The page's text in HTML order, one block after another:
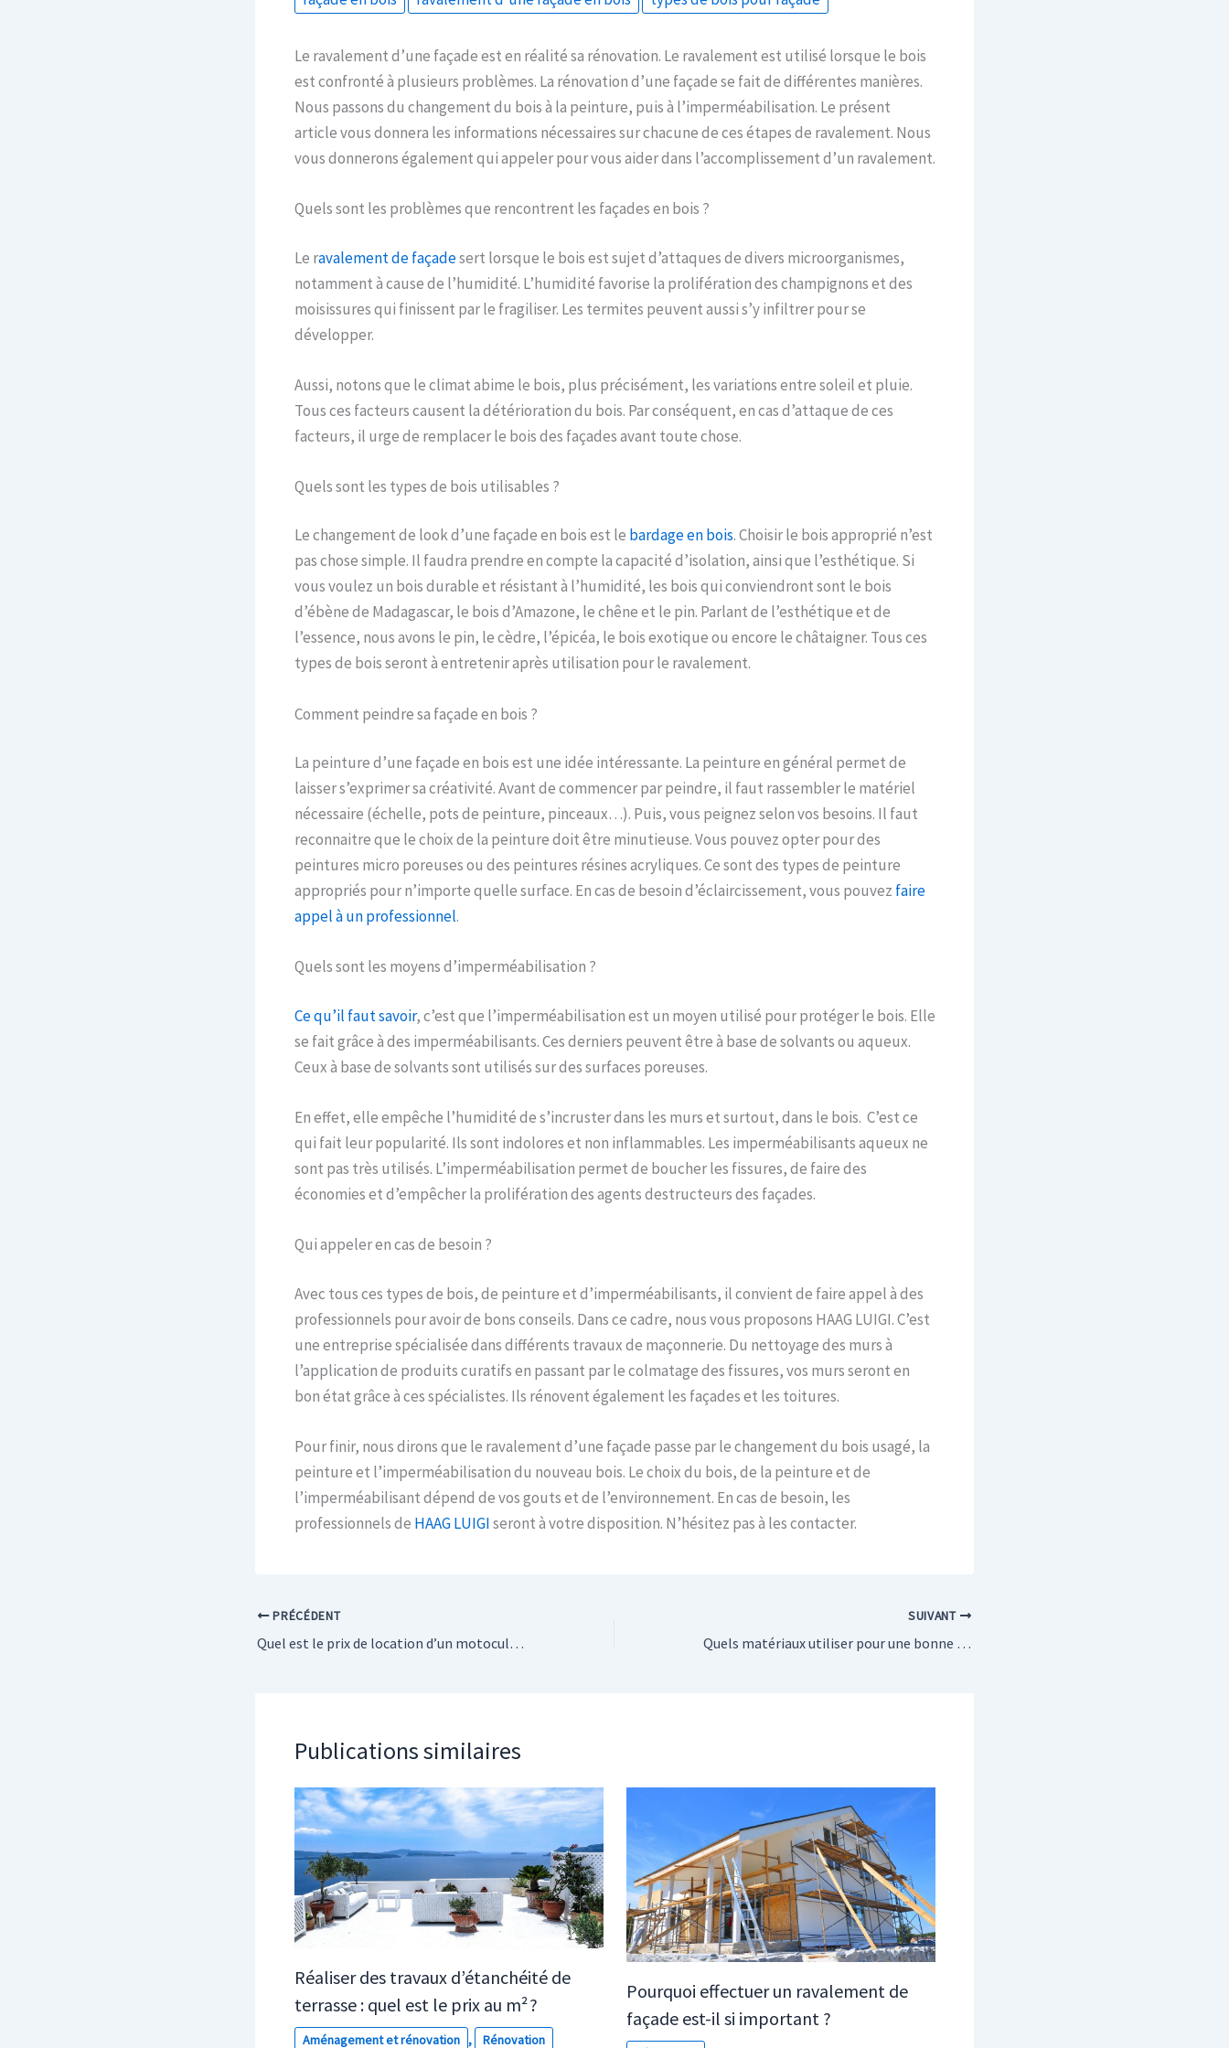
Le ravalement d’une façade est en réalité sa rénovation. Le ravalement est utilisé lorsque le bois
est confronté à plusieurs problèmes. La rénovation d’une façade se fait de différentes manières.
Nous passons du changement du bois à la peinture, puis à l’imperméabilisation. Le présent
article vous donnera les informations nécessaires sur chacune de ces étapes de ravalement. Nous
vous donnerons également qui appeler pour vous aider dans l’accomplissement d’un ravalement.
Quels sont les problèmes que rencontrent les façades en bois ?
Le ravalement de façadesert lorsque le bois est sujet d’attaques de divers microorganismes,
notamment à cause de l’humidité. L’humidité favorise la prolifération des champignons et des
moisissures qui finissent par le fragiliser. Les termites peuvent aussi s’y infiltrer pour se
développer.
Aussi, notons que le climat abime le bois, plus précisément, les variations entre soleil et pluie.
Tous ces facteurs causent la détérioration du bois. Par conséquent, en cas d’attaque de ces
facteurs, il urge de remplacer le bois des façades avant toute chose.
Quels sont les types de bois utilisables ?
Le changement de look d’une façade en bois est le bardage en bois. Choisir le bois approprié n’est
pas chose simple. Il faudra prendre en compte la capacité d’isolation, ainsi que l’esthétique. Si
vous voulez un bois durable et résistant à l’humidité, les bois qui conviendront sont le bois
d’ébène de Madagascar, le bois d’Amazone, le chêne et le pin. Parlant de l’esthétique et de
l’essence, nous avons le pin, le cèdre, l’épicéa, le bois exotique ou encore le châtaigner. Tous ces
types de bois seront à entretenir après utilisation pour le ravalement.
Comment peindre sa façade en bois ?
La peinture d’une façade en bois est une idée intéressante. La peinture en général permet de
laisser s’exprimer sa créativité. Avant de commencer par peindre, il faut rassembler le matériel
nécessaire (échelle, pots de peinture, pinceaux…). Puis, vous peignez selon vos besoins. Il faut
reconnaitre que le choix de la peinture doit être minutieuse. Vous pouvez opter pour des
peintures micro poreuses ou des peintures résines acryliques. Ce sont des types de peinture
appropriés pour n’importe quelle surface. En cas de besoin d’éclaircissement, vous pouvez faire
appel à un professionnel.
Quels sont les moyens d’imperméabilisation ?
Ce qu’il faut savoir, c’est que l’imperméabilisation est un moyen utilisé pour protéger le bois. Elle
se fait grâce à des imperméabilisants. Ces derniers peuvent être à base de solvants ou aqueux.
Ceux à base de solvants sont utilisés sur des surfaces poreuses.
En effet, elle empêche l’humidité de s’incruster dans les murs et surtout, dans le bois. C’est ce
qui fait leur popularité. Ils sont indolores et non inflammables. Les imperméabilisants aqueux ne
sont pas très utilisés. L’imperméabilisation permet de boucher les fissures, de faire des
économies et d’empêcher la prolifération des agents destructeurs des façades.
Qui appeler en cas de besoin ?
Avec tous ces types de bois, de peinture et d’imperméabilisants, il convient de faire appel à des
professionnels pour avoir de bons conseils. Dans ce cadre, nous vous proposons HAAG LUIGI. C’est
une entreprise spécialisée dans différents travaux de maçonnerie. Du nettoyage des murs à
l’application de produits curatifs en passant par le colmatage des fissures, vos murs seront en
bon état grâce à ces spécialistes. Ils rénovent également les façades et les toitures.
Pour finir, nous dirons que le ravalement d’une façade passe par le changement du bois usagé, la
peinture et l’imperméabilisation du nouveau bois. Le choix du bois, de la peinture et de
l’imperméabilisant dépend de vos gouts et de l’environnement. En cas de besoin, les
professionnels de HAAG LUIGIseront à votre disposition. N’hésitez pas à les contacter.
PRÉCÉDENT
Quel est le prix de location d’un motoculteur ?
SUIVANT
Quels matériaux utiliser pour une bonne isolation phonique ?
Publications similaires
Réaliser des travaux d’étanchéité de
terrasse : quel est le prix au m² ?
Aménagement et rénovation , Rénovation
Pourquoi effectuer un ravalement de
façade est-il si important ?